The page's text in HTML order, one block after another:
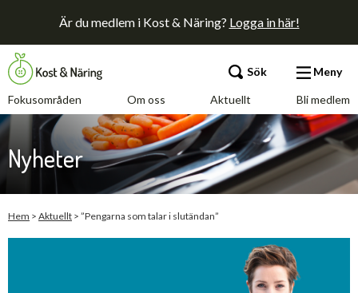
Är du medlem i Kost & Näring? Logga in här!
Fokusområden Om oss Aktuellt Bli medlem
Sök Meny
Fokusområden
Om oss
Aktuellt
Nyheter
Hem > Aktuellt > ”Pengarna som talar i slutändan”